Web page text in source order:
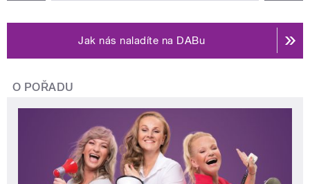
Jak nás naladíte na DABu
O POŘADU